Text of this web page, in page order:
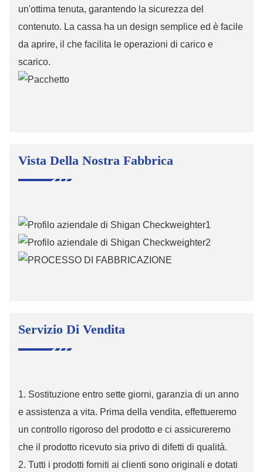
un'ottima tenuta, garantendo la sicurezza del
contenuto. La cassa ha un design semplice ed è facile
da aprire, il che facilita le operazioni di carico e
scarico.
Vista Della Nostra Fabbrica
Servizio Di Vendita
1. Sostituzione entro sette giorni, garanzia di un anno
e assistenza a vita. Prima della vendita, effettueremo
un controllo rigoroso del prodotto e ci assicureremo
che il prodotto ricevuto sia privo di difetti di qualità.
2. Tutti i prodotti forniti ai clienti sono originali e dotati